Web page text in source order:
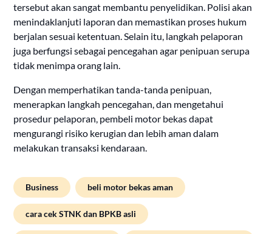
tersebut akan sangat membantu penyelidikan. Polisi akan
menindaklanjuti laporan dan memastikan proses hukum
berjalan sesuai ketentuan. Selain itu, langkah pelaporan
juga berfungsi sebagai pencegahan agar penipuan serupa
tidak menimpa orang lain.
Dengan memperhatikan tanda-tanda penipuan,
menerapkan langkah pencegahan, dan mengetahui
prosedur pelaporan, pembeli motor bekas dapat
mengurangi risiko kerugian dan lebih aman dalam
melakukan transaksi kendaraan.
Business beli motor bekas aman
cara cek STNK dan BPKB asli